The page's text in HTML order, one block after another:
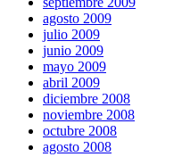
agosto 2009
julio 2009
junio 2009
mayo 2009
abril 2009
diciembre 2008
noviembre 2008
octubre 2008
agosto 2008